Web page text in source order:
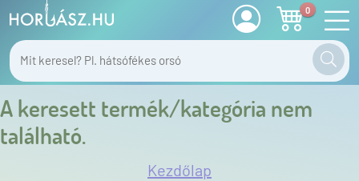
0
A keresett termék/kategória nem
található.
Kezdőlap